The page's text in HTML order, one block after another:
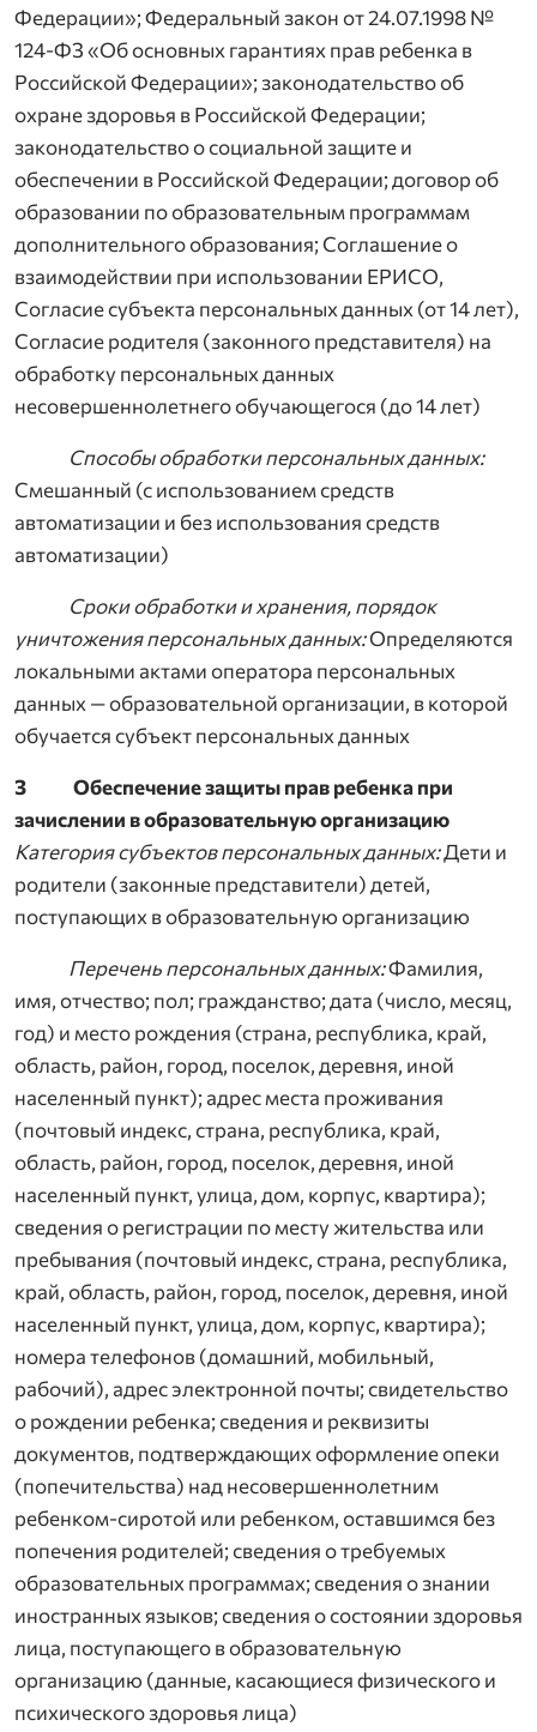
Федерации»; Федеральный закон от 24.07.1998 №
124-ФЗ «Об основных гарантиях прав ребенка в
Российской Федерации»; законодательство об
охране здоровья в Российской Федерации;
законодательство о социальной защите и
обеспечении в Российской Федерации; договор об
образовании по образовательным программам
дополнительного образования; Соглашение о
взаимодействии при использовании ЕРИСО,
Согласие субъекта персональных данных (от 14 лет),
Согласие родителя (законного представителя) на
обработку персональных данных
несовершеннолетнего обучающегося (до 14 лет)
Способы обработки персональных данных:
Смешанный (с использованием средств
автоматизации и без использования средств
автоматизации)
Сроки обработки и хранения, порядок
уничтожения персональных данных:Определяются
локальными актами оператора персональных
данных — образовательной организации, в которой
обучается субъект персональных данных
З Обеспечение защиты прав ребенка при
зачислении в образовательную организацию
Категория субъектов персональных данных:Дети и
родители (законные представители) детей,
поступающих в образовательную организацию
Перечень персональных данных:Фамилия,
имя, отчество; пол; гражданство; дата (число, месяц,
год) и место рождения (страна, республика, край,
область, район, город, поселок, деревня, иной
населенный пункт); адрес места проживания
(почтовый индекс, страна, республика, край,
область, район, город, поселок, деревня, иной
населенный пункт, улица, дом, корпус, квартира);
сведения о регистрации по месту жительства или
пребывания (почтовый индекс, страна, республика,
край, область, район, город, поселок, деревня, иной
населенный пункт, улица, дом, корпус, квартира);
номера телефонов (домашний, мобильный,
рабочий), адрес электронной почты; свидетельство
о рождении ребенка; сведения и реквизиты
документов, подтверждающих оформление опеки
(попечительства) над несовершеннолетним
ребенком-сиротой или ребенком, оставшимся без
попечения родителей; сведения о требуемых
образовательных программах; сведения о знании
иностранных языков; сведения о состоянии здоровья
лица, поступающего в образовательную
организацию (данные, касающиеся физического и
психического здоровья лица)